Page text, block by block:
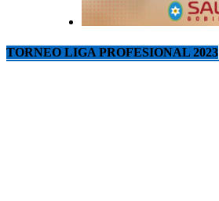
TORNEO LIGA PROFESIONAL 2023